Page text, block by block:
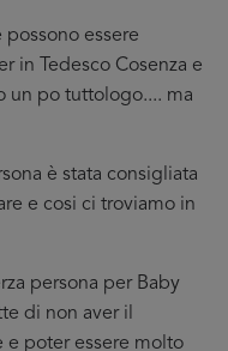
essere
in Tedesco Cosenza e
un po tuttologo.... ma
è stata consigliata
e cosi ci troviamo in
persona per Baby
di non aver il
e poter essere molto